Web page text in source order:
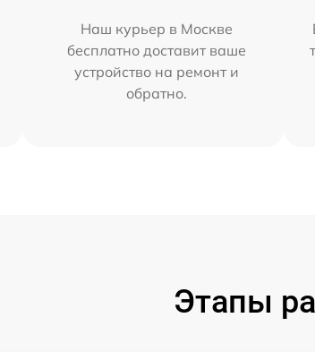
Наш курьер в Москве
бесплатно доставит ваше
устройство на ремонт и
обратно.
Этапы